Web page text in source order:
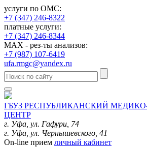
услуги по ОМС:
+7 (347) 246-8322
платные услуги:
+7 (347) 246-8344
MAX - рез-ты анализов:
+7 (987) 107-6419
ufa.rmgc@yandex.ru
ГБУЗ РЕСПУБЛИКАНСКИЙ
ЦЕНТР
г. Уфа, ул. Гафури, 74
г. Уфа, ул. Чернышевского, 41
On-line прием личный кабинет